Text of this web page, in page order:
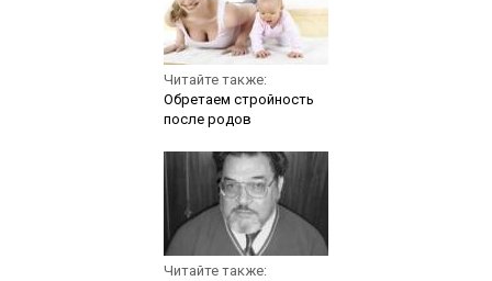
Читайте также:
Обретаем стройность
после родов
Читайте также: